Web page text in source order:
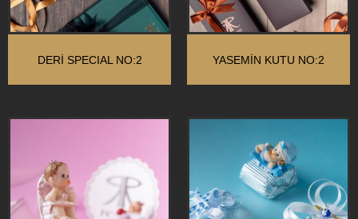
DERİ SPECIAL NO:2 YASEMİN KUTU NO:2